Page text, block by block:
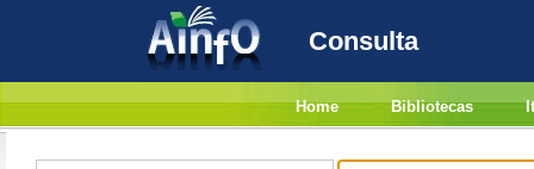
Consulta
Home Bibliotecas